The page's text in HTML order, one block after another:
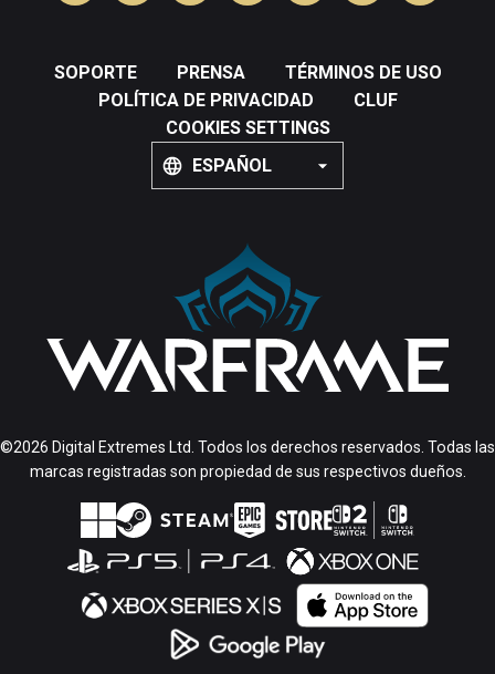
SOPORTE PRENSA
TÉRMINOS DE USO
POLÍTICA DE PRIVACIDAD
CLUF
COOKIES SETTINGS
ESPAÑOL
©2026 Digital Extremes Ltd. Todos los derechos reservados. Todas las
marcas registradas son propiedad de sus respectivos dueños.